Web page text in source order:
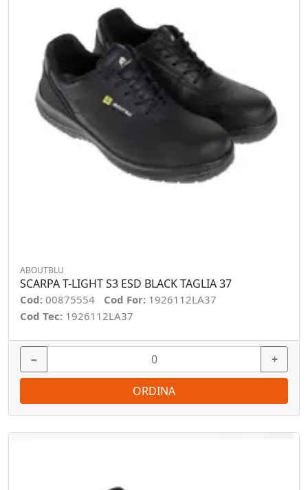
ABOUTBLU
SCARPA T-LIGHT S3 ESD BLACK TAGLIA 37
Cod: 00875554 Cod For: 1926112LA37
Cod Tec: 1926112LA37
− +
ORDINA